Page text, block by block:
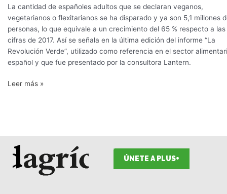
La cantidad de españoles adultos que se declaran veganos,
vegetarianos o flexitarianos se ha disparado y ya son 5,1 millones
personas, lo que equivale a un crecimiento del 65 % respecto a las
cifras de 2017. Así se señala en la última edición del informe “La
Revolución Verde”, utilizado como referencia en el sector
español y que fue presentado por la consultora Lantern.
y
flexitarianos
crece
en
España
Leer más »
ÚNETE A PLUS+